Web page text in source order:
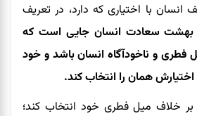
انسان با اختیاری که دارد، در تعریف
بهشت سعادت انسان جایی است که
فطری و ناخودآگاه انسان باشد و خود
اختیارش همان را انتخاب کند.
خلاف میل فطری خود انتخاب کند؛